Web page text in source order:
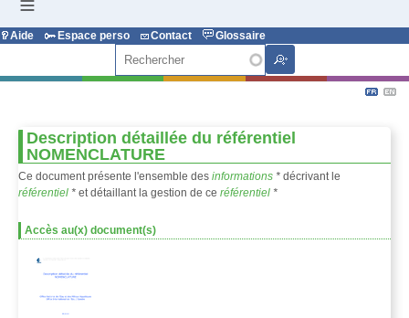
Aide Espace perso Contact
Glossaire
Description détaillée du référentiel
NOMENCLATURE
Ce document présente l'ensemble des informations * décrivant le
référentiel * et détaillant la gestion de ce référentiel *
Accès au(x) document(s)